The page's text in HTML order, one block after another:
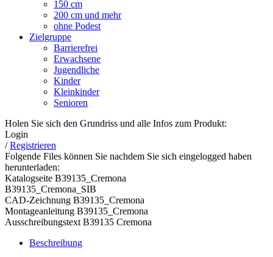
150 cm
200 cm und mehr
ohne Podest
Zielgruppe
Barrierefrei
Erwachsene
Jugendliche
Kinder
Kleinkinder
Senioren
Holen Sie sich den Grundriss und alle Infos zum Produkt:
Login
/Registrieren
Folgende Files können Sie nachdem Sie sich eingelogged haben
herunterladen:
Katalogseite B39135_Cremona
B39135_Cremona_SIB
CAD-Zeichnung B39135_Cremona
Montageanleitung B39135_Cremona
Ausschreibungstext B39135 Cremona
Beschreibung